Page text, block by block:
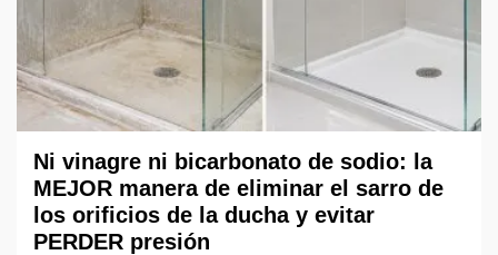
Ni vinagre ni bicarbonato de sodio: la
MEJOR manera de eliminar el sarro de
los orificios de la ducha y evitar
PERDER presión